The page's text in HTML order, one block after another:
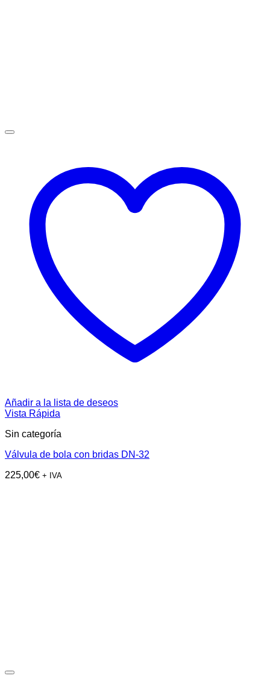
Añadir a la lista de deseos
Vista Rápida
Sin categoría
Válvula de bola con bridas DN-32
225,00€ + IVA